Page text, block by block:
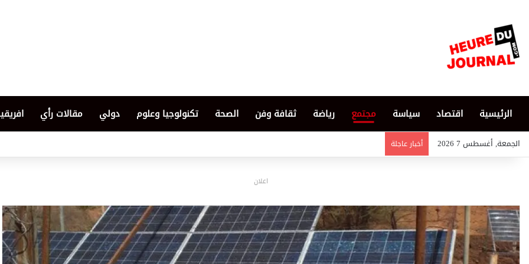
الرئيسية اقتصاد سياسة مجتمع رياضة ثقافة وفن الصحة تكنولوجيا وعلوم دولي مقالات رأي
الجمعة, أغسطس 7 2026 أخبار عاجلة
اعلان